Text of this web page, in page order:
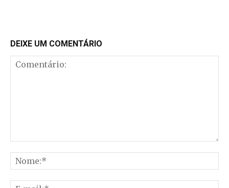
DEIXE UM COMENTÁRIO